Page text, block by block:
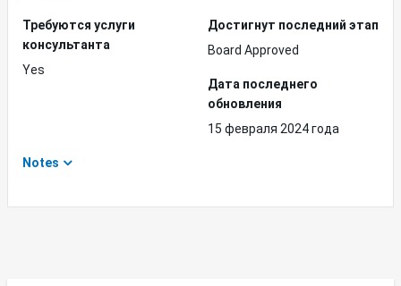
Требуются услуги
консультанта
Yes
Достигнут последний этап
Board Approved
Дата последнего
обновления
15 февраля 2024 года
Notes